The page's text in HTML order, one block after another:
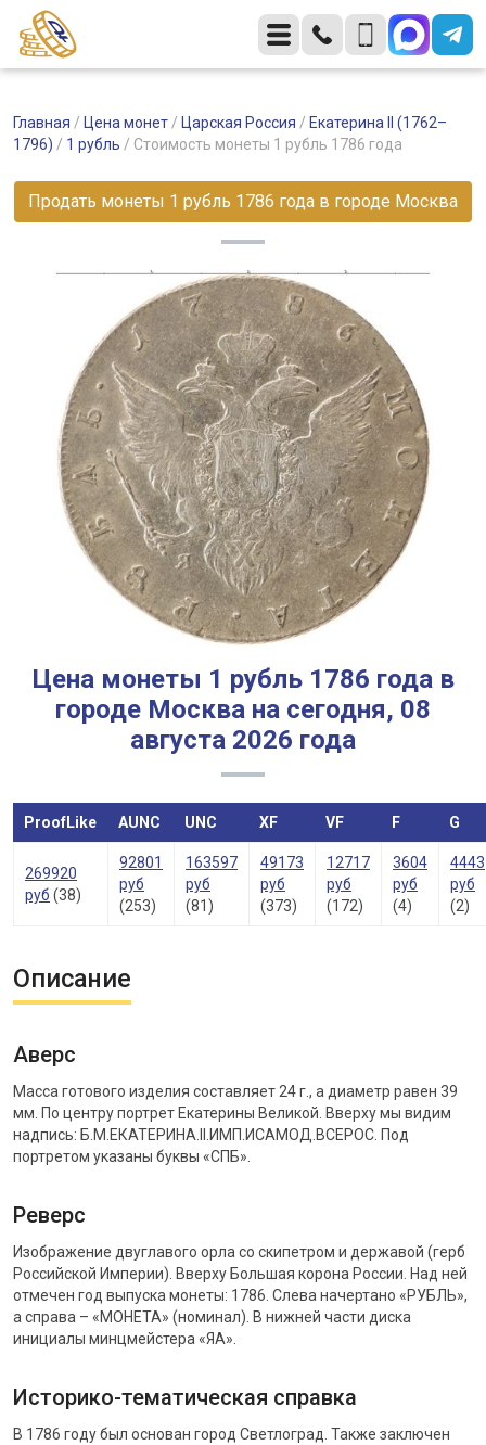
Главная / Цена монет / Царская Россия / Екатерина II (1762–
1796) / 1 рубль / Стоимость монеты 1 рубль 1786 года
Продать монеты 1 рубль 1786 года в городе Москва
Цена монеты 1 рубль 1786 года в
городе Москва на сегодня, 08
августа 2026 года
ProofLike AUNC UNC XF VF F G
269920
руб (38)
92801
руб
(253)
163597
руб
(81)
49173
руб
(373)
12717
руб
(172)
3604
руб
(4)
4443
руб
(2)
Описание
Аверс
Масса готового изделия составляет 24 г., а диаметр равен 39
мм. По центру портрет Екатерины Великой. Вверху мы видим
надпись: Б.М.ЕКАТЕРИНА.II.ИМП.ИСАМОД.ВСЕРОС. Под
портретом указаны буквы «СПБ».
Реверс
Изображение двуглавого орла со скипетром и державой (герб
Российской Империи). Вверху Большая корона России. Над ней
отмечен год выпуска монеты: 1786. Слева начертано «РУБЛЬ»,
а справа – «МОНЕТА» (номинал). В нижней части диска
инициалы минцмейстера «ЯА».
Историко-тематическая справка
В 1786 году был основан город Светлоград. Также заключен